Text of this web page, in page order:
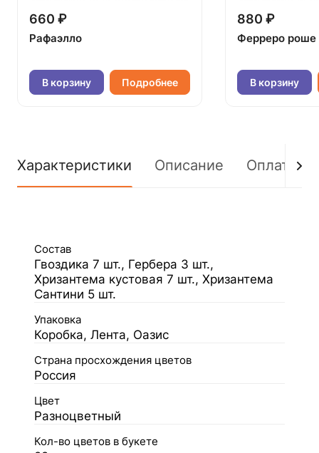
660 ₽
Рафаэлло
В корзину Подробнее
880 ₽
Ферреро роше
В корзину
Характеристики Описание Оплата
Состав
Гвоздика 7 шт., Гербера 3 шт.,
Хризантема кустовая 7 шт., Хризантема
Сантини 5 шт.
Упаковка
Коробка, Лента, Оазис
Страна просхождения цветов
Россия
Цвет
Разноцветный
Кол-во цветов в букете